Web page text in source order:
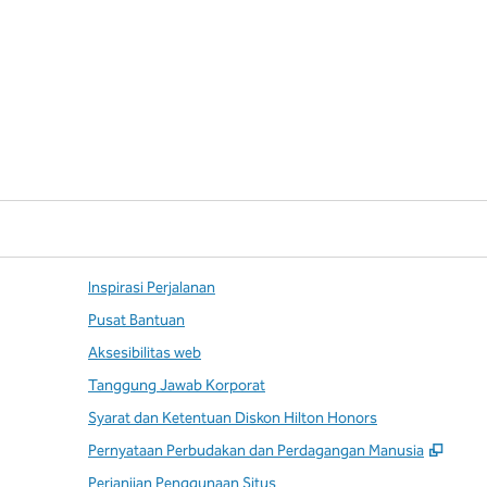
Inspirasi Perjalanan
Pusat Bantuan
Aksesibilitas web
Tanggung Jawab Korporat
Syarat dan Ketentuan Diskon Hilton Honors
Pernyataan Perbudakan dan Perdagangan Manusia
,
Perjanjian Penggunaan Situs